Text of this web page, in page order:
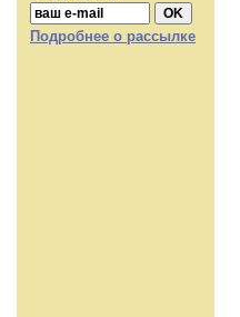
Подробнее о рассылке